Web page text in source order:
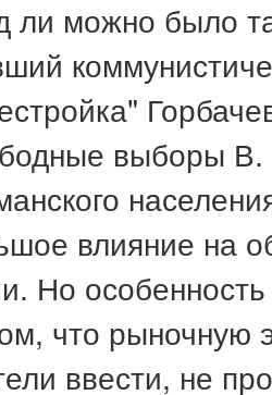
ли можно было
выборы В.
влияние на
Но
что рыночную
ввести, не